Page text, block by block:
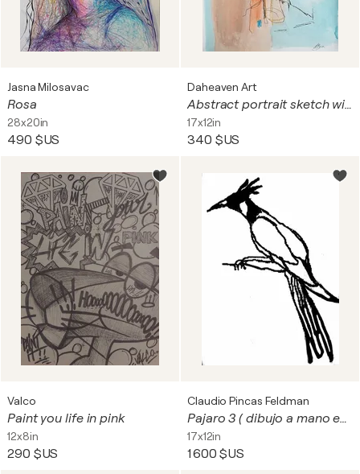
Jasna Milosavac
Rosa
28x20in
490 $US
Daheaven Art
Abstract portrait sketch with colorful lines on a light blue background.
17x12in
340 $US
Valco
Paint you life in pink
12x8in
290 $US
Claudio Pincas Feldman
Pajaro 3 ( dibujo a mano enviado a Vynil cutter )
17x12in
1 600 $US